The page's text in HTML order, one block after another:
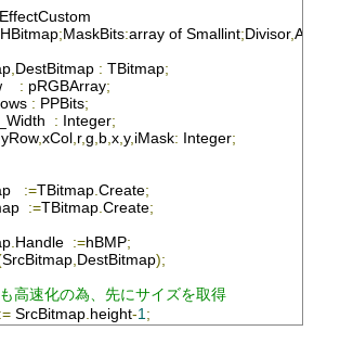
EffectCustom
HBitmap;MaskBits:array of Smallint;Divisor,
DestBitmap : TBitmap;
: pRGBArray;
: PPBits;
_Width : Integer;
yRow,xCol r,g b x y, iMask: Integer;
:=TBitmap Create;
:=TBitmap Create;
Handle :=hBMP;
SrcBitmap DestBitmap);
高速化の為、先にサイズを取得
:= SrcBitmap height-1 ;
SrcBitmap.width-1;